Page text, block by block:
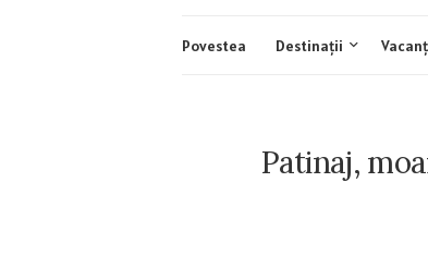
Povestea Destinații
Patinaj,